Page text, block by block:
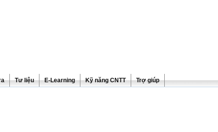
Tư liệu E-Learning Kỹ năng CNTT Trợ giúp